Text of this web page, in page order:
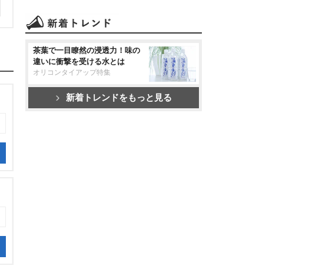
茶葉で一目瞭然の浸透力！味の
違いに衝撃を受ける水とは
オリコンタイアップ特集
新着トレンドをもっと見る